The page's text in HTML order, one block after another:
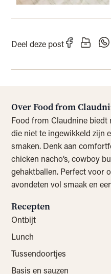
Deel deze post
Over Food from
Food from Claudnine biedt
die niet te ingewikkeld zijn
smaken. Denk aan
chicken nacho’s, cowboy
gehaktballen. Perfect voor
avondeten vol smaak en
Recepten
Ontbijt
Lunch
Tussendoortjes
Basis en sauzen